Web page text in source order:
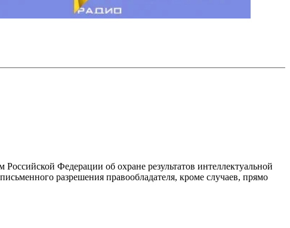
Федерации об охране результатов интеллектуальной
разрешения правообладателя, кроме случаев, прямо